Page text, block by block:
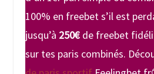
100% en freebet s’il est
jusqu’à 250€de freebet
sur tes paris combinés.